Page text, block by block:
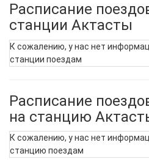
Расписание
станции Актасты
К сожалению, у нас нет
станции поездам
Расписание
на станцию
К сожалению, у нас нет
станцию поездам